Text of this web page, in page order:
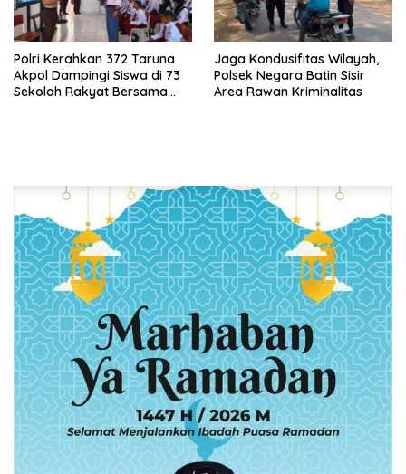
Polri Kerahkan 372 Taruna
Akpol Dampingi Siswa di 73
Sekolah Rakyat Bersama
Jaga Kondusifitas Wilayah,
Polsek Negara Batin Sisir
Area Rawan Kriminalitas